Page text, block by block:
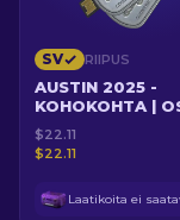
SV RIIPUS
AUSTIN 2025 -
KOHOKOHTA |
LENTÄÄ!
$22.11
$22.11
Laatikoita ei